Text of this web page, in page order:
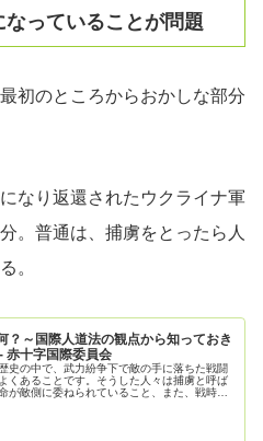
っていることが問題
初のところからおかしな部分
なり返還されたウクライナ軍
。普通は、捕虜をとったら人
。
？～国際人道法の観点から知っておき
赤十字国際委員会
史の中で、武力紛争下で敵の手に落ちた戦闘
くあることです。そうした人々は捕虜と呼ば
が敵側に委ねられていること、また、戦時に